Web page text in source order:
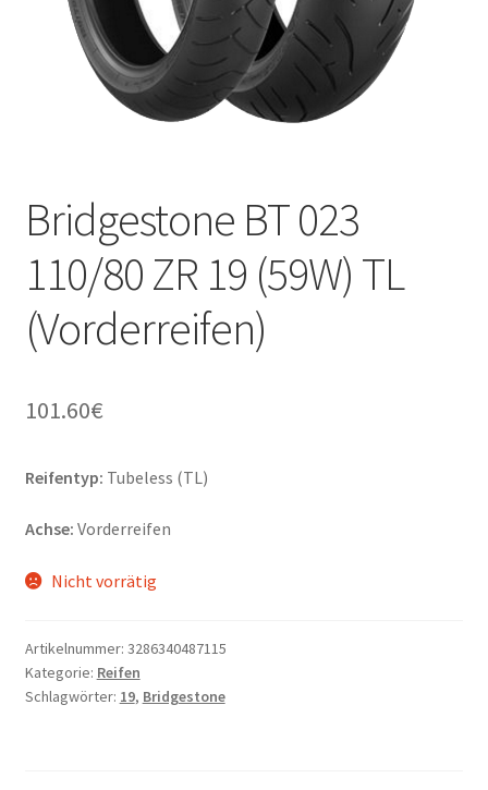
Bridgestone BT 023
110/80 ZR 19 (59W) TL
(Vorderreifen)
101.60€
Reifentyp: Tubeless (TL)
Achse: Vorderreifen
Nicht vorrätig
Artikelnummer: 3286340487115
Kategorie: Reifen
Schlagwörter: 19, Bridgestone